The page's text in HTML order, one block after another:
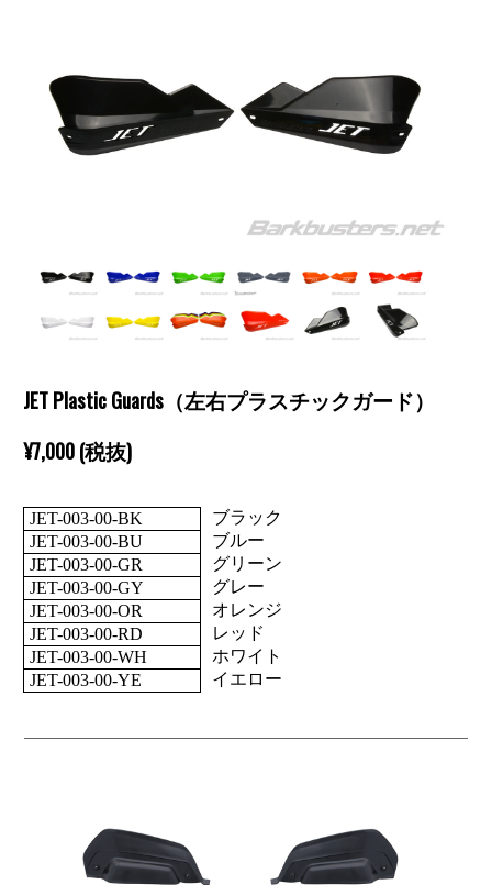
JET Plastic Guards（左右プラスチックガード）
¥7,000 (税抜)
JET-003-00-BK
ブラック
JET-003-00-BU
ブルー
JET-003-00-GR
グリーン
JET-003-00-GY
グレー
JET-003-00-OR
オレンジ
JET-003-00-RD
レッド
JET-003-00-WH
ホワイト
JET-003-00-YE
イエロー